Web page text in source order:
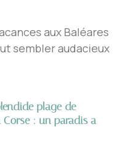
aux Baléares
sembler audacieux
plage de
Corse : un paradis a